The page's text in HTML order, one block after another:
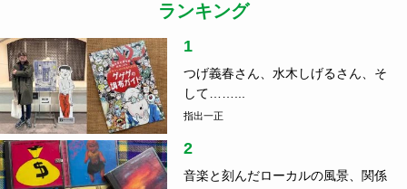
ランキング
1
つげ義春さん、水木しげるさん、そ
して……...
指出一正
2
音楽と刻んだローカルの風景、関係